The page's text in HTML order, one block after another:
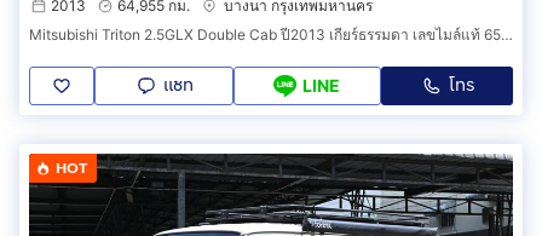
2013 64,955 กม.
บางนา กรุงเทพมหานคร
Mitsubishi Triton 2.5GLX Double Cab ปี2013 เกียร์ธรรมดา เลขไมล์แท้ 65,xxx กม. รถไม่มีชนหนัก รถสวยพร้อมใช้งาน
แชท LINE โทร
HOT